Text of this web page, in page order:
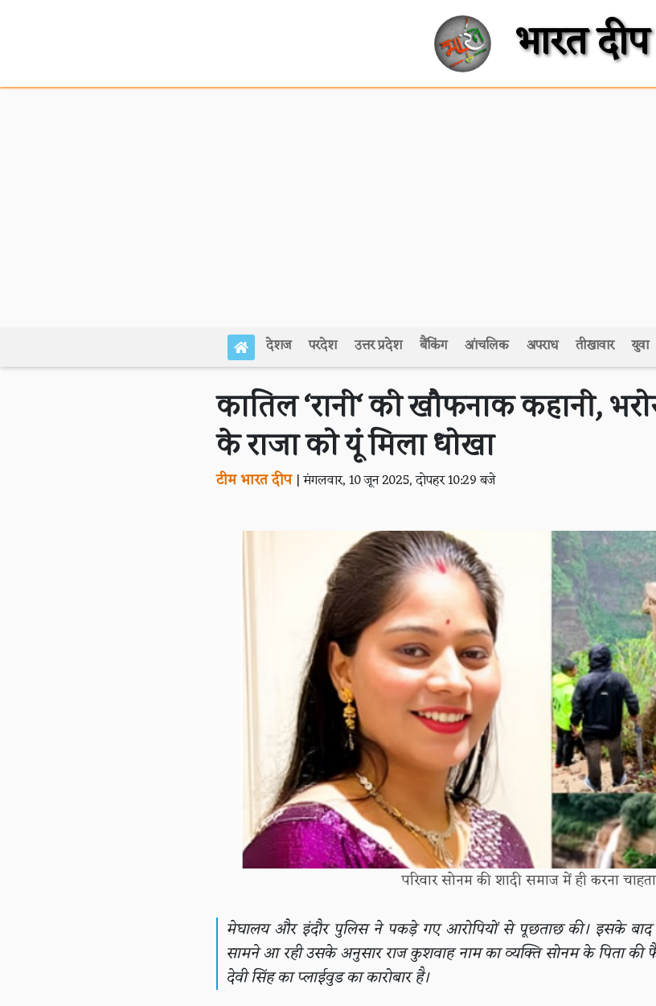
भारत दीप
देशज परदेश उत्तर प्रदेश बैंकिंग आंचलिक अपराध तीखावार युवा
कातिल ‘रानी‘ की खौफनाक कहानी,
के राजा को यूं मिला धोखा
टीम भारत दीप |मंगलवार, 10 जून 2025, दोपहर 10:29 बजे
परिवार सोनम की शादी समाज में ही करना
मेघालय और इंदौर पुलिस ने पकड़े गए आरोपियों से पूछताछ की। इसके बाद
सामने आ रही उसके अनुसार राज कुशवाह नाम का व्यक्ति सोनम के पिता की
देवी सिंह का प्लाईवुड का कारोबार है।